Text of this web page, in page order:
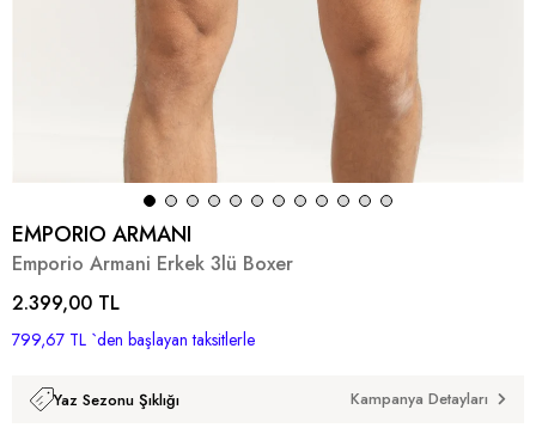
EMPORIO ARMANI
Emporio Armani Erkek 3lü Boxer
2.399,00 TL
799,67 TL `den başlayan taksitlerle
Yaz Sezonu Şıklığı Kampanya Detayları